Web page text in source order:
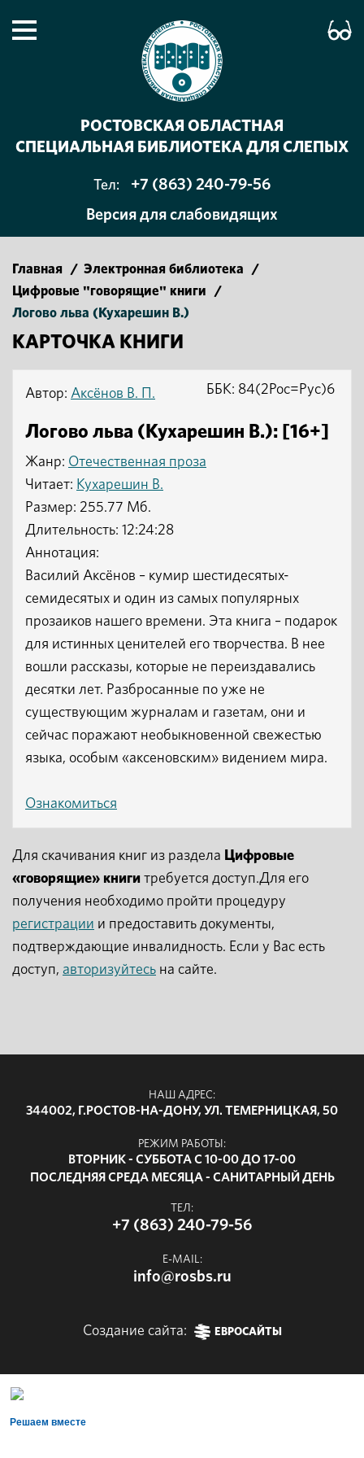
РОСТОВСКАЯ ОБЛАСТНАЯ
СПЕЦИАЛЬНАЯ БИБЛИОТЕКА ДЛЯ СЛЕПЫХ
Тел:
+7 (863) 240-79-56
Версия для слабовидящих
Главная / Электронная библиотека
/
Цифровые "говорящие" книги
/
Логово льва (Кухарешин В.)
КАРТОЧКА КНИГИ
Автор: Аксёнов В. П.
Логово льва (Кухарешин В.): [16+]
Жанр: Отечественная проза
Читает: Кухарешин В.
ББК: 84(2Рос=Рус)6
Размер: 255.77 Мб.
Длительность: 12:24:28
Аннотация:
Василий Аксёнов – кумир шестидесятых-
семидесятых и один из самых популярных
прозаиков нашего времени. Эта книга – подарок
для истинных ценителей его творчества. В нее
вошли рассказы, которые не переиздавались
десятки лет. Разбросанные по уже не
существующим журналам и газетам, они и
сейчас поражают необыкновенной свежестью
языка, особым «аксеновским» видением мира.
Ознакомиться
Для скачивания книг из раздела Цифровые
«говорящие» книги требуется доступ.Для его
получения необходимо пройти процедуру
регистрации и предоставить документы,
подтверждающие инвалидность. Если у Вас есть
доступ, авторизуйтесь на сайте.
НАШ АДРЕС:
344002, Г.РОСТОВ-НА-ДОНУ, УЛ. ТЕМЕРНИЦКАЯ, 50
РЕЖИМ РАБОТЫ:
ВТОРНИК - СУББОТА С 10-00 ДО 17-00
ПОСЛЕДНЯЯ СРЕДА МЕСЯЦА - САНИТАРНЫЙ ДЕНЬ
ТЕЛ:
+7 (863) 240-79-56
E-MAIL:
info@rosbs.ru
Создание сайта: ЕВРОСАЙТЫ
Решаем вместе